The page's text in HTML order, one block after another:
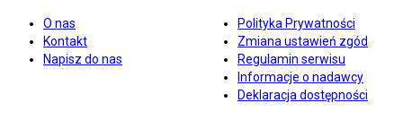
O nas
Kontakt
Napisz do nas
Polityka Prywatności
Zmiana ustawień zgód
Regulamin serwisu
Informacje o nadawcy
Deklaracja dostępności